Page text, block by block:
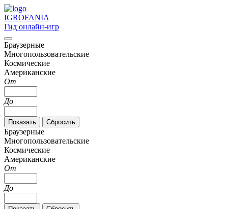
IGROFANIA
Гид онлайн-игр
Браузерные
Многопользовательские
Космические
Американские
От
До
Браузерные
Многопользовательские
Космические
Американские
От
До